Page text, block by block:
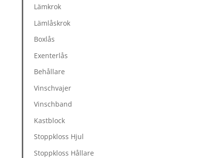
Lämkrok
Lämlåskrok
Boxlås
Exenterlås
Behållare
Vinschvajer
Vinschband
Kastblock
Stoppkloss Hjul
Stoppkloss Hållare